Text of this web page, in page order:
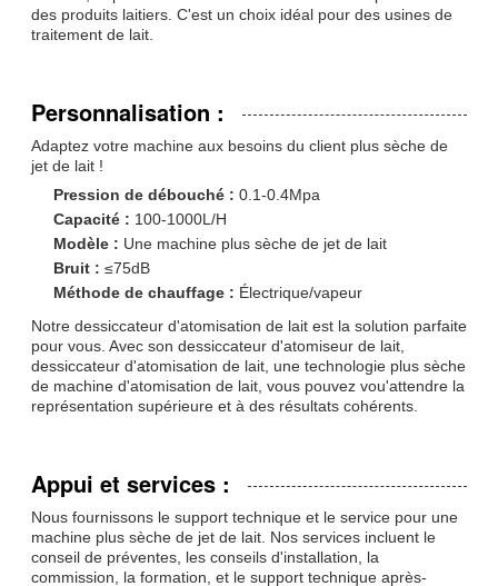
des produits laitiers. C'est un choix idéal pour des usines de
traitement de lait.
Personnalisation :
Adaptez votre machine aux besoins du client plus sèche de
jet de lait !
Pression de débouché : 0.1-0.4Mpa
Capacité : 100-1000L/H
Modèle : Une machine plus sèche de jet de lait
Bruit : ≤75dB
Méthode de chauffage : Électrique/vapeur
Notre dessiccateur d'atomisation de lait est la solution parfaite
pour vous. Avec son dessiccateur d'atomiseur de lait,
dessiccateur d'atomisation de lait, une technologie plus sèche
de machine d'atomisation de lait, vous pouvez vou'attendre la
représentation supérieure et à des résultats cohérents.
Appui et services :
Nous fournissons le support technique et le service pour une
machine plus sèche de jet de lait. Nos services incluent le
conseil de préventes, les conseils d'installation, la
commission, la formation, et le support technique après-